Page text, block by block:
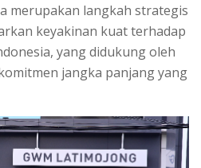
merupakan langkah strategis
keyakinan kuat terhadap
yang didukung oleh
jangka panjang yang